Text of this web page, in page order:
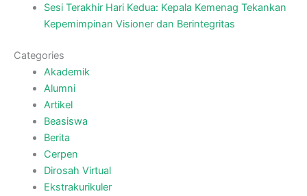
Sesi Terakhir Hari Kedua: Kepala Kemenag Tekankan
Kepemimpinan Visioner dan Berintegritas
Categories
Akademik
Alumni
Artikel
Beasiswa
Berita
Cerpen
Dirosah Virtual
Ekstrakurikuler